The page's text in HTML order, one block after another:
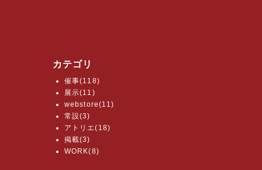
カテゴリ
催事(118)
展示(11)
webstore(11)
常設(3)
アトリエ(18)
掲載(3)
WORK(8)